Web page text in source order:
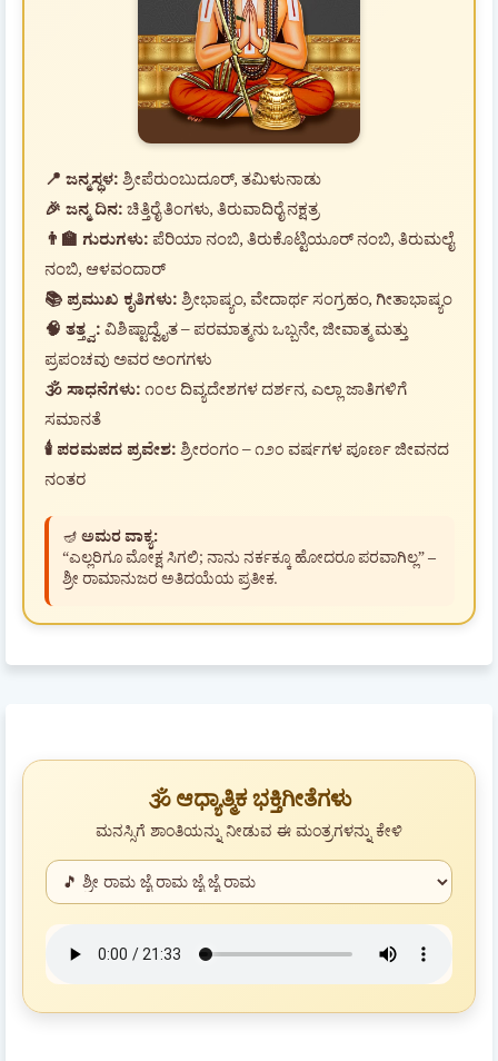
📍 ಜನ್ಮಸ್ಥಳ:ಶ್ರೀಪೆರುಂಬುದೂರ್, ತಮಿಳುನಾಡು
🎉 ಜನ್ಮ ದಿನ:ಚಿತ್ತಿರೈ ತಿಂಗಳು, ತಿರುವಾದಿರೈ ನಕ್ಷತ್ರ
👨‍🏫 ಗುರುಗಳು:ಪೆರಿಯಾ ನಂಬಿ, ತಿರುಕೊಟ್ಟಿಯೂರ್ ನಂಬಿ, ತಿರುಮಲೈ
ನಂಬಿ, ಆಳವಂದಾರ್
📚 ಪ್ರಮುಖ ಕೃತಿಗಳು:ಶ್ರೀಭಾಷ್ಯಂ, ವೇದಾರ್ಥ ಸಂಗ್ರಹಂ, ಗೀತಾಭಾಷ್ಯಂ
🧠 ತತ್ತ್ವ:ವಿಶಿಷ್ಟಾದ್ವೈತ – ಪರಮಾತ್ಮನು ಒಬ್ಬನೇ, ಜೀವಾತ್ಮ ಮತ್ತು
ಪ್ರಪಂಚವು ಅವರ ಅಂಗಗಳು
🕉️ ಸಾಧನೆಗಳು:೧೦೮ ದಿವ್ಯದೇಶಗಳ ದರ್ಶನ, ಎಲ್ಲಾ ಜಾತಿಗಳಿಗೆ
ಸಮಾನತೆ
🕯️ ಪರಮಪದ ಪ್ರವೇಶ:ಶ್ರೀರಂಗಂ – ೧೨೦ ವರ್ಷಗಳ ಪೂರ್ಣ ಜೀವನದ
ನಂತರ
🪔ಅಮರ ವಾಕ್ಯ:
“ಎಲ್ಲರಿಗೂ ಮೋಕ್ಷ ಸಿಗಲಿ; ನಾನು ನರ್ಕಕ್ಕೂ ಹೋದರೂ ಪರವಾಗಿಲ್ಲ” –
ಶ್ರೀ ರಾಮಾನುಜರ ಅತಿದಯೆಯ ಪ್ರತೀಕ.
🕉️ ಆಧ್ಯಾತ್ಮಿಕ ಭಕ್ತಿಗೀತೆಗಳು
ಮನಸ್ಸಿಗೆ ಶಾಂತಿಯನ್ನು ನೀಡುವ ಈ ಮಂತ್ರಗಳನ್ನು ಕೇಳಿ